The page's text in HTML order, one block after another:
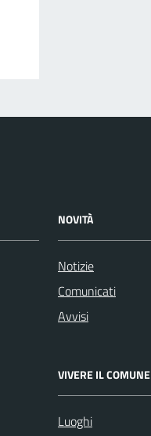
NOVITÀ
Notizie
Comunicati
Avvisi
VIVERE IL COMUNE
Luoghi